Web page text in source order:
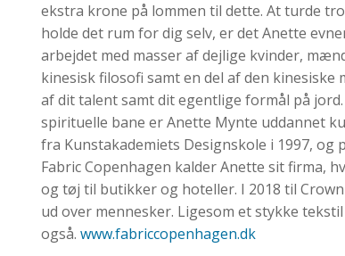
ekstra krone på lommen til dette. At turde
holde det rum for dig selv, er det Anette
arbejdet med masser af dejlige kvinder,
kinesisk filosofi samt en del af den
af dit talent samt dit egentlige formål på
spirituelle bane er Anette Mynte uddannet
fra Kunstakademiets Designskole i 1997, og
Fabric Copenhagen kalder Anette sit firma,
og tøj til butikker og hoteller. I 2018 til
ud over mennesker. Ligesom et stykke
også.www.fabriccopenhagen.dk